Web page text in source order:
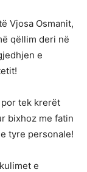
Vjosa Osmanit,
qëllim deri në
e
tek krerët
bixhoz me fatin
tyre personale!
e